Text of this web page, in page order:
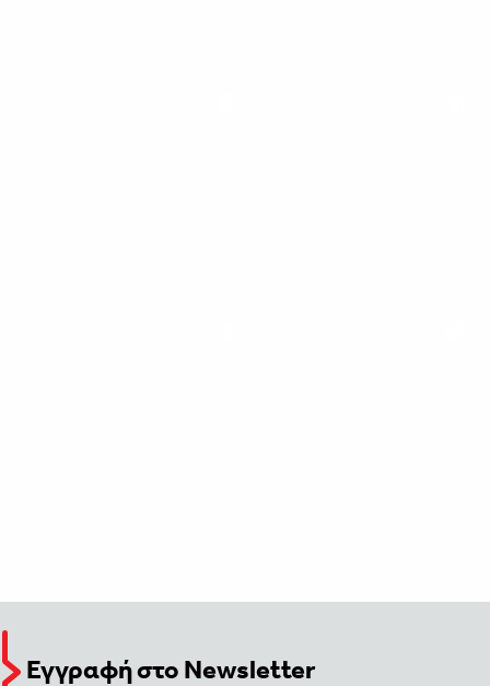
Εγγραφή στο Newsletter